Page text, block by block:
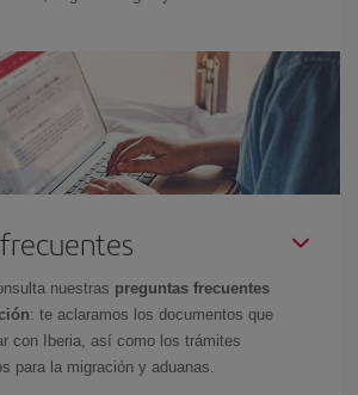
nuestras preguntas frecuentes
: te aclaramos los documentos que
con Iberia, así como los trámites
para la migración y aduanas.